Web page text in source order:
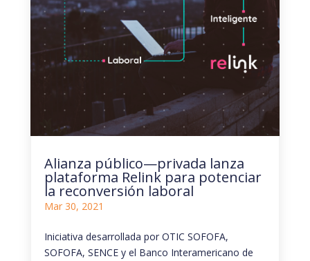
Alianza público—privada lanza
plataforma Relink para potenciar
la reconversión laboral
Mar 30, 2021
Iniciativa desarrollada por OTIC SOFOFA,
SOFOFA, SENCE y el Banco Interamericano de